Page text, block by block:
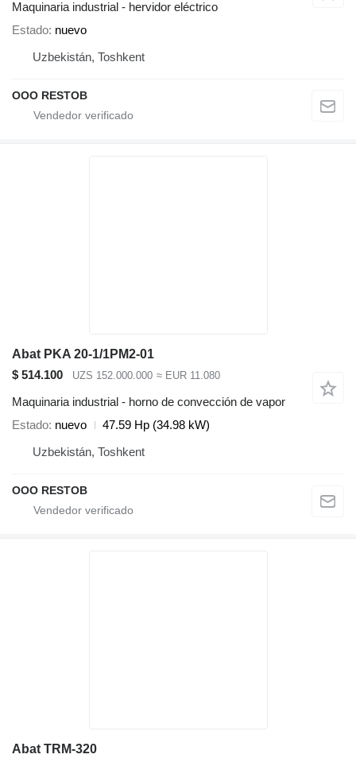
Maquinaria industrial - hervidor eléctrico
Estado nuevo
Uzbekistán, Toshkent
OOO RESTOB
Abat PKA 20-1/1PM2-01
$ 514.100
UZS 152.000.000 ≈ EUR 11.080
Maquinaria industrial - horno de convección de vapor
Estado nuevo
47.59 Hp (34.98 kW)
Uzbekistán, Toshkent
OOO RESTOB
Abat TRM-320